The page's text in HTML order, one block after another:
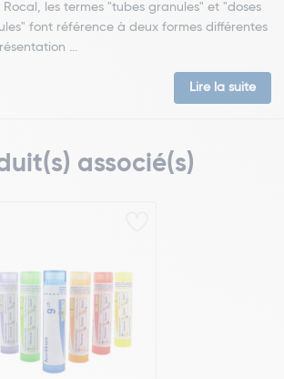
Rocal, les termes "tubes granules" et "doses
font référence à deux formes différentes
...
Lire la suite
associé(s)